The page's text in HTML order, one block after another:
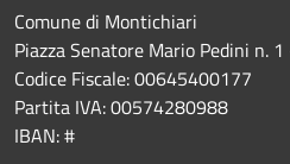
Comune di Montichiari
Piazza Senatore Mario Pedini n.
Codice Fiscale: 00645400177
Partita IVA: 00574280988
IBAN: #